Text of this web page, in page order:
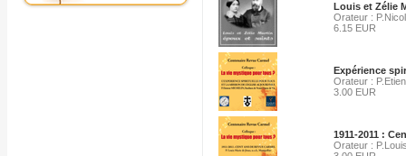
Louis et Zélie
Orateur :
6.15 EUR
Expérience
Orateur :
3.00 EUR
1911-2011 :
Orateur :